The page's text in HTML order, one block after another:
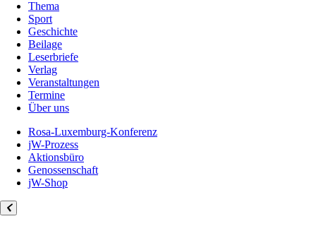
Thema
Sport
Geschichte
Beilage
Leserbriefe
Verlag
Veranstaltungen
Termine
Über uns
Rosa-Luxemburg-Konferenz
jW-Prozess
Aktionsbüro
Genossenschaft
jW-Shop